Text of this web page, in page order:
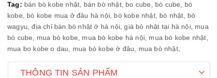
Tag: bán bò kobe nhật, bán bò nhật, bo cube, bò cube, bò
kobe, bò kobe mua ở đâu hà nội, bò kobe nhật, bò nhật, bò
wagyu,địa chỉ bán bò nhật ở hà nội,giá bò nhật tại hà nội, mua
bò cube, mua bò kobe, mua bò kobe hà nội, mua bò kobe nhật,
mua bo kobe o dau, mua bò kobe ở đâu, mua bò nhật,
THÔNG TIN SẢN PHẨM